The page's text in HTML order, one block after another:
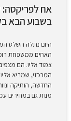
אח לפריקסה:
בשבוע הבא
היום נתלה השלט
האחים ממשפחת
צמוד אליו. הם
המרכזי, שמביא
החדשה, הותיקה
מנות גם במחירים